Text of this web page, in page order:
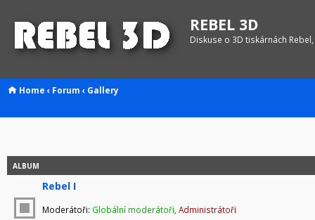
REBEL 3D
Diskuse o 3D tiskárnách
Home ‹ Forum ‹ Gallery
ALBUM
Rebel I
Moderátoři: Globální moderátoři Administrátoři